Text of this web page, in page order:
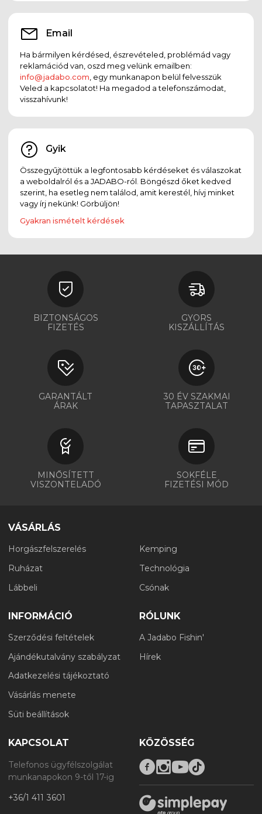
Email
Ha bármilyen kérdésed, észrevételed, problémád vagy
reklamációd van, oszd meg velünk emailben:
info@jadabo.com , egy munkanapon belül felvesszük
Veled a kapcsolatot! Ha megadod a telefonszámodat,
visszahívunk!
Gyik
Összegyűjtöttük a legfontosabb kérdéseket és válaszokat
a weboldalról és a JADABO-ról. Böngészd őket kedved
szerint, ha esetleg nem találod, amit kerestél, hívj minket
vagy írj nekünk! Görbüljön!
Gyakran ismételt kérdések
BIZTONSÁGOS
FIZETÉS
GYORS
KISZÁLLÍTÁS
GARANTÁLT
ÁRAK
30 ÉV SZAKMAI
TAPASZTALAT
MINŐSÍTETT
VISZONTELADÓ
SOKFÉLE
FIZETÉSI MÓD
VÁSÁRLÁS
Horgászfelszerelés
Ruházat
Lábbeli
Kemping
Technológia
Csónak
INFORMÁCIÓ
Szerződési feltételek
Ajándékutalvány szabályzat
Adatkezelési tájékoztató
Vásárlás menete
Süti beállítások
RÓLUNK
A Jadabo Fishin'
Hírek
KAPCSOLAT
Telefonos ügyfélszolgálat
munkanapokon 9-től 17-ig
+36/1 411 3601
KÖZÖSSÉG